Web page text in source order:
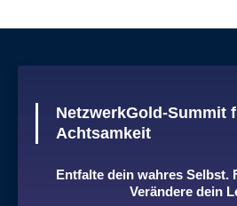
NetzwerkGold-Summit
Achtsamkeit
Entfalte dein wahres Selbst.
Verändere dein